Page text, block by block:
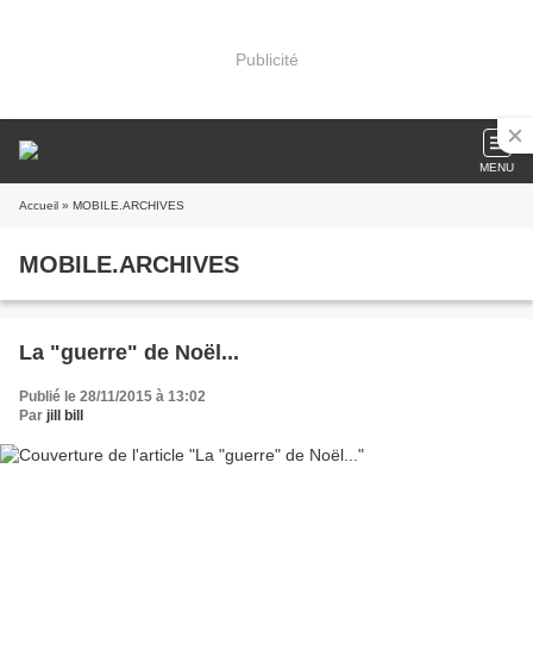
Publicité
MENU
Accueil » MOBILE.ARCHIVES
MOBILE.ARCHIVES
La "guerre" de Noël...
Publié le 28/11/2015 à 13:02
Par jill bill